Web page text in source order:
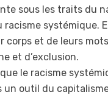
sous les traits du
racisme systémique.
corps et de leurs
et d’exclusion.
le racisme
un outil du